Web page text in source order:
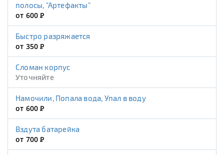
полосы, "Артефакты"
от 600Р
Быстро разряжается
от 350Р
Сломан корпус
Уточняйте
Намочили, Попала вода, Упал в воду
от 600Р
Вздута батарейка
от 700Р